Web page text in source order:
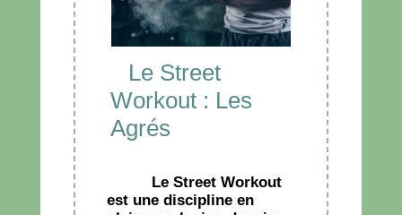
Le Street
Workout : Les
Agrés
Le Street Workout
est une discipline en